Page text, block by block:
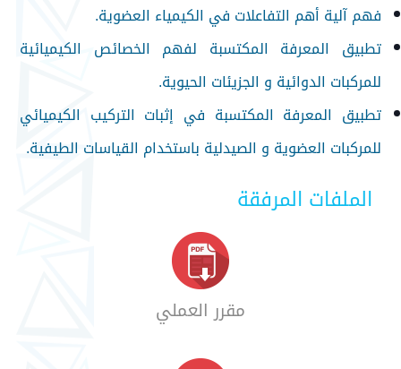
فهم آلية أهم التفاعلات في الكيمياء العضوية.
تطبيق المعرفة المكتسبة لفهم الخصائص الكيميائية
للمركبات الدوائية و الجزيئات الحيوية.
تطبيق المعرفة المكتسبة في إثبات التركيب الكيميائي
للمركبات العضوية و الصيدلية باستخدام القياسات الطيفية.
الملفات المرفقة
مقرر العملي